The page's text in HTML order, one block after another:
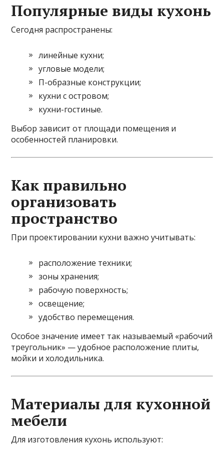
Популярные виды кухонь
Сегодня распространены:
линейные кухни;
угловые модели;
П-образные конструкции;
кухни с островом;
кухни-гостиные.
Выбор зависит от площади помещения и
особенностей планировки.
Как правильно
организовать
пространство
При проектировании кухни важно учитывать:
расположение техники;
зоны хранения;
рабочую поверхность;
освещение;
удобство перемещения.
Особое значение имеет так называемый «рабочий
треугольник» — удобное расположение плиты,
мойки и холодильника.
Материалы для кухонной
мебели
Для изготовления кухонь используют: